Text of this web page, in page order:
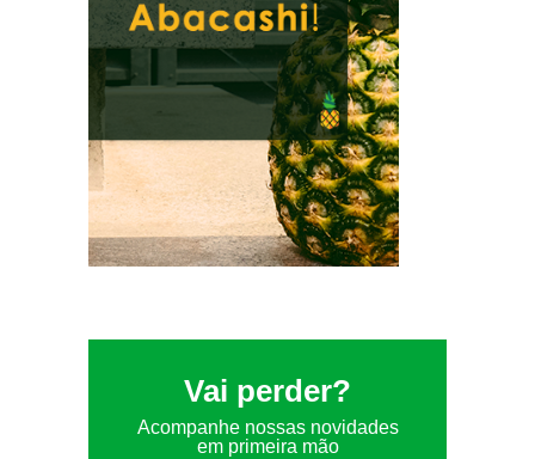
Vai perder?
Acompanhe nossas novidades
em primeira mão